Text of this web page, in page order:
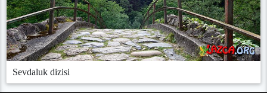
Sevdaluk dizisi